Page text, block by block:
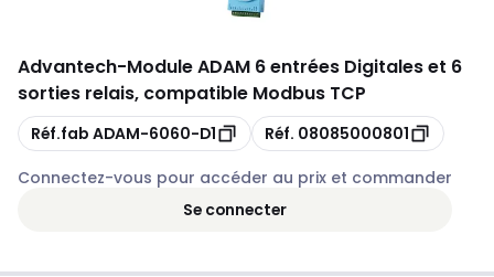
Advantech-Module ADAM 6 entrées Digitales et 6
sorties relais, compatible Modbus TCP
Copie
Réf.fab ADAM-6060-D1 Copie
Réf. 08085000801
Connectez-vous pour accéder au prix et commander
Se connecter